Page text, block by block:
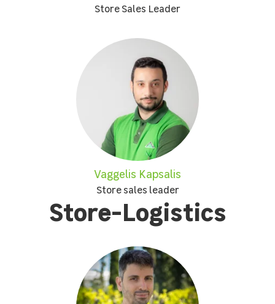
Store Sales Leader
Vaggelis Kapsalis
Store sales leader
Store-Logistics